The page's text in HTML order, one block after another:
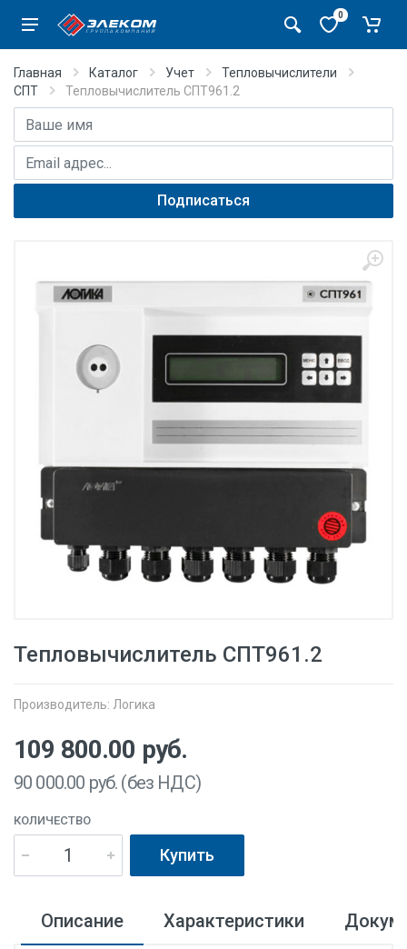
0
Главная Каталог Учет
Тепловычислители
СПТ
Тепловычислитель СПТ961.2
Имя
E-mail адрес
Подписаться
Тепловычислитель СПТ961.2
Производитель: Логика
109 800.00 руб.
90 000.00 руб. (без НДС)
КОЛИЧЕСТВО
Купить
Описание Характеристики